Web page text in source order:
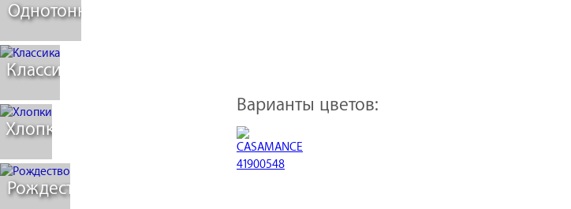
Варианты цветов:
Однотонный
Классика
Хлопки
Рождество